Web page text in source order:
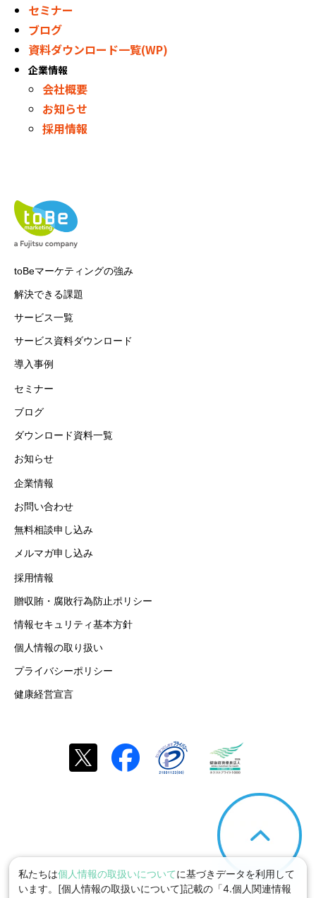
セミナー
ブログ
資料ダウンロード一覧(WP)
企業情報
会社概要
お知らせ
採用情報
toBeマーケティングの強み
解決できる課題
サービス一覧
サービス資料ダウンロード
導入事例
セミナー
ブログ
ダウンロード資料一覧
お知らせ
企業情報
お問い合わせ
無料相談申し込み
メルマガ申し込み
採用情報
贈収賄・腐敗行為防止ポリシー
情報セキュリティ基本方針
個人情報の取り扱い
プライバシーポリシー
健康経営宣言
私たちは個人情報の取扱いについてに基づきデータを利用して
います。[個人情報の取扱いについて]記載の「4.個人関連情報